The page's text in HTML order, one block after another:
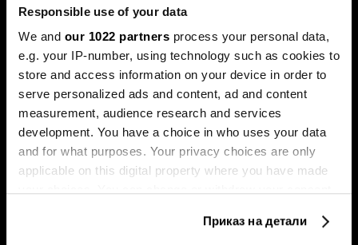
Responsible use of your data
We and our 1022 partners process your personal data,
e.g. your IP-number, using technology such as cookies to
store and access information on your device in order to
serve personalized ads and content, ad and content
measurement, audience research and services
development. You have a choice in who uses your data
and for what purposes. Your privacy choices are only
applicable on this digital property where you have made
Приказ на детали
долари, поттикнувајќи дебати за нов балон, додека
златото, по рекордните височини, доживеа остра
на Лиза Кук, „Алфабет“